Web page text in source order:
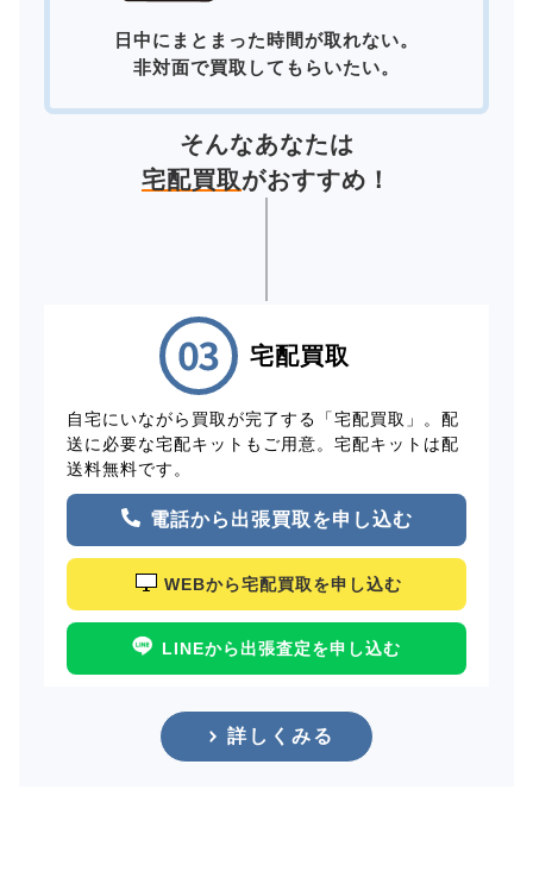
日中にまとまった時間が取れない。
非対面で買取してもらいたい。
そんなあなたは
宅配買取がおすすめ！
宅配買取
自宅にいながら買取が完了する「宅配買取」。配
送に必要な宅配キットもご用意。宅配キットは配
送料無料です。
電話から出張買取を申し込む
WEBから宅配買取を申し込む
LINEから出張査定を申し込む
詳しくみる